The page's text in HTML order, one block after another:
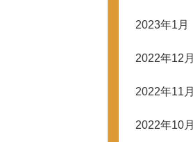
2023年1月
2022年12月
2022年11月
2022年10月